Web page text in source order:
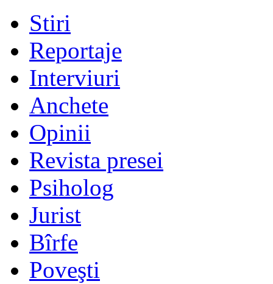
Stiri
Reportaje
Interviuri
Anchete
Opinii
Revista presei
Psiholog
Jurist
Bîrfe
Poveşti